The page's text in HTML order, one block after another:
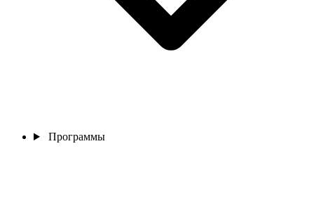
Программы